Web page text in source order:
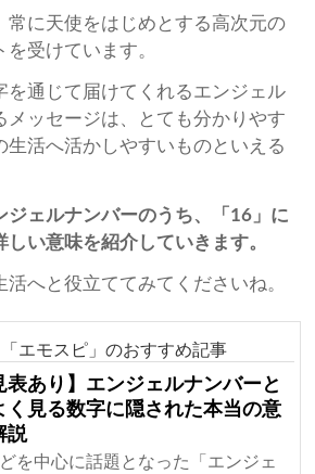
常に天使をはじめとする高次元の
受けています。
を通じて届けてくれるエンジェル
メッセージは、とても分かりやす
生活へ活かしやすいものといえる
ジェルナンバーのうち、「16」に
い意味を紹介していきます。
へと役立ててみてくださいね。
「エモスピ」のおすすめ記事
表あり】エンジェルナンバーと
く見る数字に隠された本当の意
説
を中心に話題となった「エンジェ